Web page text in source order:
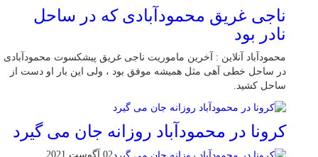
ناجی غریق محمودآبادی که در ساحل
نادر بود
محمودآباد آنلاین : آخرین ماموریت ناجی غریق پیشکسوت محمودآبادی
در ساحل خطی آهی مثل همیشه موفق بود ، ولی این بار او دست از
ساحل کشید.
کرونا در محمودآباد روزانه جان می گیرد
02 آگوست 2021